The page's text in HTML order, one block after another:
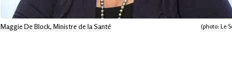
Maggie De Block, Ministre de la Santé (photo: Le